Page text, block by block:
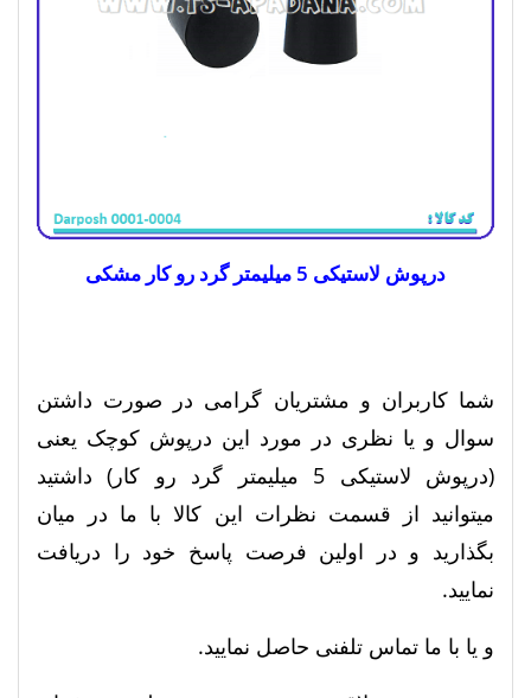
درپوش لاستیکی 5 میلیمتر گرد رو کار مشکی
شما کاربران و مشتریان گرامی در صورت داشتن
سوال و یا نظری در مورد این درپوش کوچک یعنی
(درپوش لاستیکی 5 میلیمتر گرد رو کار) داشتید
میتوانید از قسمت نظرات این کالا با ما در میان
بگذارید و در اولین فرصت پاسخ خود را دریافت
نمایید.
و یا با ما تماس تلفنی حاصل نمایید.